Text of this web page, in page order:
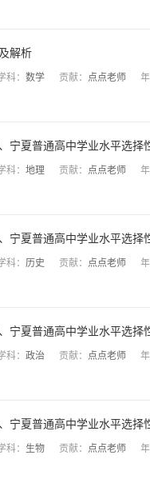
解析
科： 数学 贡献： 点点老师
宁夏普通高中学业水平选择
科： 地理 贡献： 点点老师
宁夏普通高中学业水平选择
科： 历史 贡献： 点点老师
宁夏普通高中学业水平选择
科： 政治 贡献： 点点老师
宁夏普通高中学业水平选择
科： 生物 贡献： 点点老师